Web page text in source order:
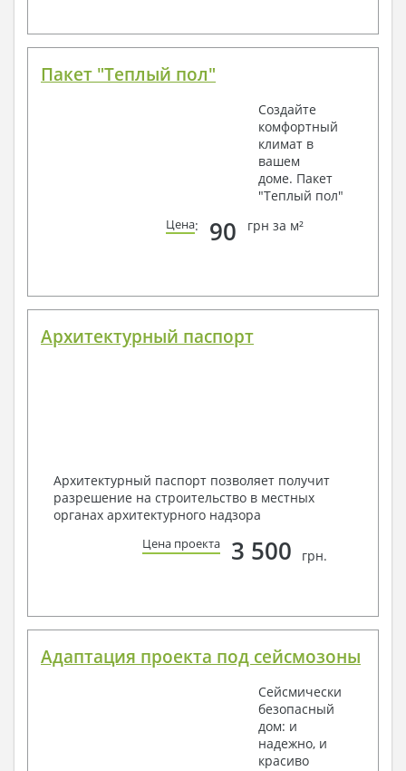
Пакет "Теплый пол"
Создайте
комфортный
климат в
вашем
доме. Пакет
"Теплый пол"
Цена: 90 грн за м²
Архитектурный паспорт
Архитектурный паспорт позволяет получит
разрешение на строительство в местных
органах архитектурного надзора
Цена проекта 3 500 грн.
Адаптация проекта под сейсмозоны
Сейсмически
безопасный
дом: и
надежно, и
красиво